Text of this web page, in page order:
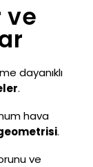
ve
dayanıklı
.
hava
.
ve